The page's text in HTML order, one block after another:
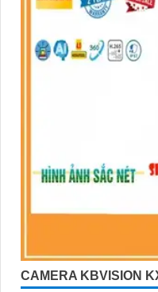
CAMERA KBVISION